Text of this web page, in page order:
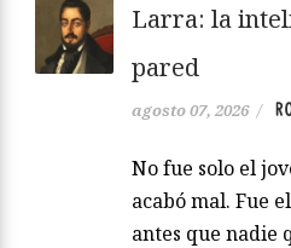
Larra: la
pared
agosto 07, 2026 /
No fue solo el
acabó mal. Fue
antes que nadie